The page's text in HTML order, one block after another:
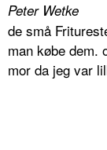
Peter Wetke
de små
man købe dem.
mor da jeg var